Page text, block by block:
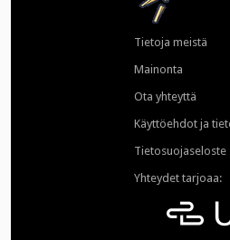
Tietoja meistä
Mainonta
Ota yhteyttä
Käyttöehdot ja
Tietosuojaseloste
Yhteydet tarjoaa: